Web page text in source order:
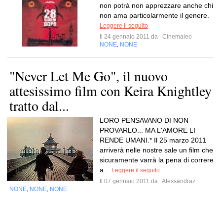
non potrà non apprezzare anche chi
non ama particolarmente il genere.
Leggere il seguito
Il 24 gennaio 2011 da
Cinemaleo
NONE NONE
"Never Let Me Go", il nuovo
attesissimo film con Keira Knightley
tratto dal...
LORO PENSAVANO DI NON
PROVARLO... MA L'AMORE LI
RENDE UMANI.* Il 25 marzo 2011
arriverà nelle nostre sale un film che
sicuramente varrà la pena di correre
a...
Leggere il seguito
Il 07 gennaio 2011 da Alessandraz
NONE NONE NONE